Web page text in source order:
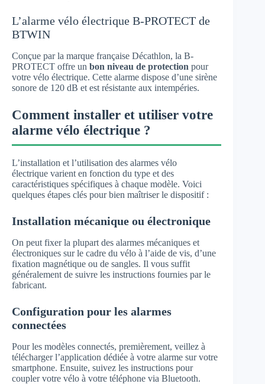
L’alarme vélo électrique B-PROTECT de
BTWIN
Conçue par la marque française Décathlon, la B-
PROTECT offre un bon niveau de protection pour
votre vélo électrique. Cette alarme dispose d’une sirène
sonore de 120 dB et est résistante aux intempéries.
Comment installer et utiliser votre
alarme vélo électrique ?
L’installation et l’utilisation des alarmes vélo
électrique varient en fonction du type et des
caractéristiques spécifiques à chaque modèle. Voici
quelques étapes clés pour bien maîtriser le dispositif :
Installation mécanique ou électronique
On peut fixer la plupart des alarmes mécaniques et
électroniques sur le cadre du vélo à l’aide de vis, d’une
fixation magnétique ou de sangles. Il vous suffit
généralement de suivre les instructions fournies par le
fabricant.
Configuration pour les alarmes
connectées
Pour les modèles connectés, premièrement, veillez à
télécharger l’application dédiée à votre alarme sur votre
smartphone. Ensuite, suivez les instructions pour
coupler votre vélo à votre téléphone via Bluetooth.